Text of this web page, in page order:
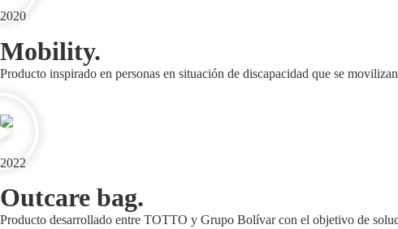
2020
Mobility.
Producto inspirado en personas en situación de discapacidad que se
2022
Outcare bag.
Producto desarrollado entre TOTTO y Grupo Bolívar con el objetivo de